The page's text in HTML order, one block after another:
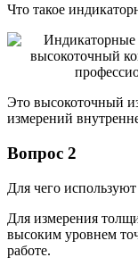
Что такое
Это высокоточный
измерений
Вопрос 2
Для чего
Для измерения
высоким уровнем
работе.